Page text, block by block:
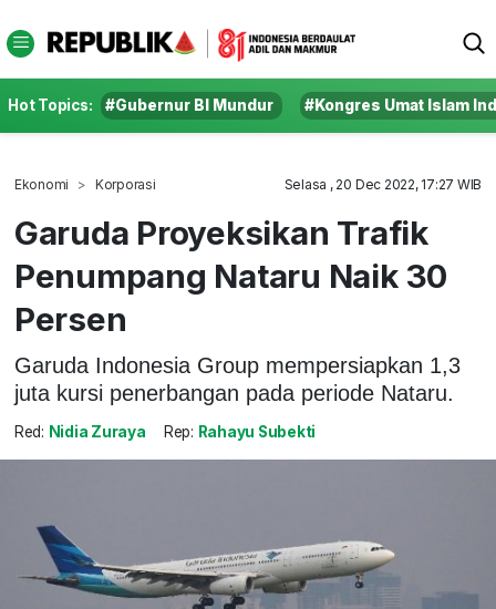
Hot Topics: #Gubernur BI Mundur #Kongres Umat Islam
Ekonomi Korporasi Selasa , 20 Dec 2022, 17:27 WIB
Garuda Proyeksikan Trafik
Penumpang Nataru Naik 30
Persen
Garuda Indonesia Group mempersiapkan 1,3
juta kursi penerbangan pada periode Nataru.
Red: Nidia Zuraya Rep: Rahayu Subekti